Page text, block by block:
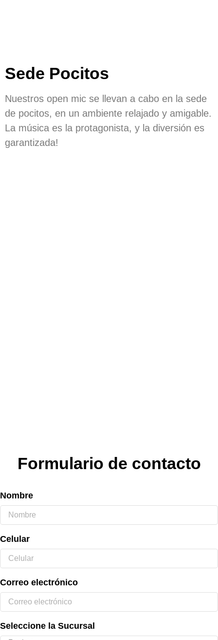
Sede Pocitos
Nuestros open mic se llevan a cabo en la sede
de pocitos, en un ambiente relajado y amigable.
La música es la protagonista, y la diversión es
garantizada!
Formulario de contacto
Nombre
Celular
Correo electrónico
Seleccione la Sucursal